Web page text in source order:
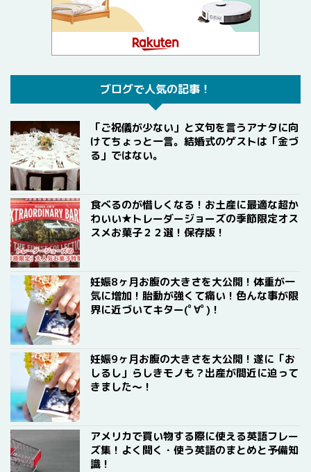
ブログで人気の記事！
「ご祝儀が少ない」と文句を言うアナタに向
けてちょっと一言。結婚式のゲストは「金づ
る」ではない。
食べるのが惜しくなる！お土産に最適な超か
わいい★トレーダージョーズの季節限定オス
スメお菓子２２選！保存版！
妊娠8ヶ月お腹の大きさを大公開！体重が一
気に増加！胎動が強くて痛い！色んな事が限
界に近づいてキター(ﾟ∀ﾟ)！
妊娠9ヶ月お腹の大きさを大公開！遂に「お
しるし」らしきモノも？出産が間近に迫って
きました〜！
アメリカで買い物する際に使える英語フレー
ズ集！よく聞く・使う英語のまとめと予備知
識！